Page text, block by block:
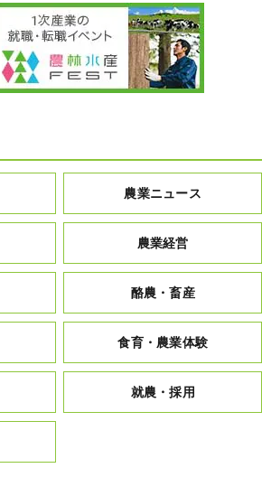
農業ニュース
農業経営
酪農・畜産
食育・農業体験
就農・採用